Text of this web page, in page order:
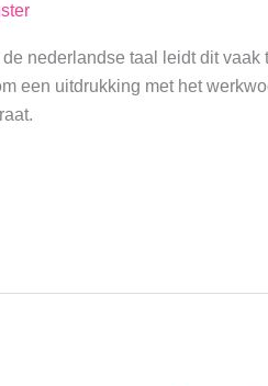
nederlandse taal leidt dit
een uitdrukking met het